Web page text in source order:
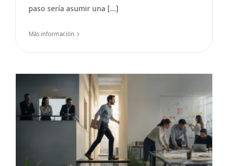
paso sería asumir una [...]
Más información